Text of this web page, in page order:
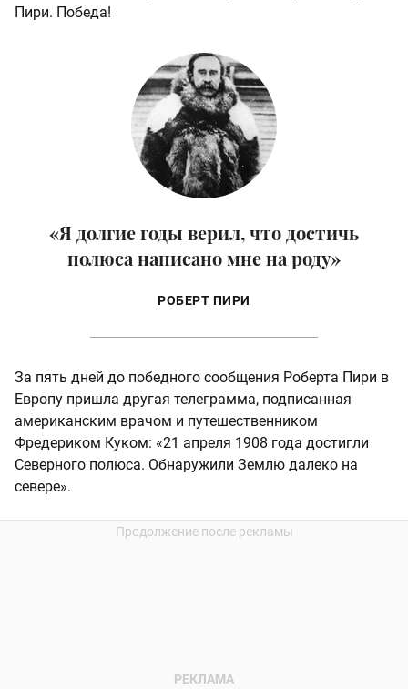
Пири. Победа!
«Я долгие годы верил, что достичь
полюса написано мне на роду»
РОБЕРТ ПИРИ
За пять дней до победного сообщения Роберта Пири в
Европу пришла другая телеграмма, подписанная
американским врачом и путешественником
Фредериком Куком: «21 апреля 1908 года достигли
Северного полюса. Обнаружили Землю далеко на
севере».